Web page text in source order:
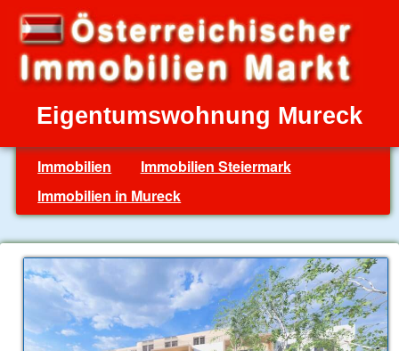
Eigentumswohnung Mureck
Immobilien
Immobilien Steiermark
Immobilien in Mureck